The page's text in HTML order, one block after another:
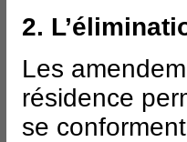
2.
Les
résidence
se